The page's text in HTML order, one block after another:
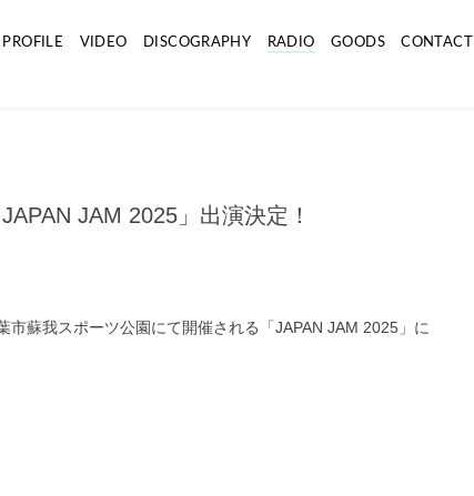
PROFILE VIDEO DISCOGRAPHY RADIO GOODS CONTACT
JAM 2025」出演決定！
蘇我スポーツ公園にて開催される「JAPAN JAM 2025」に